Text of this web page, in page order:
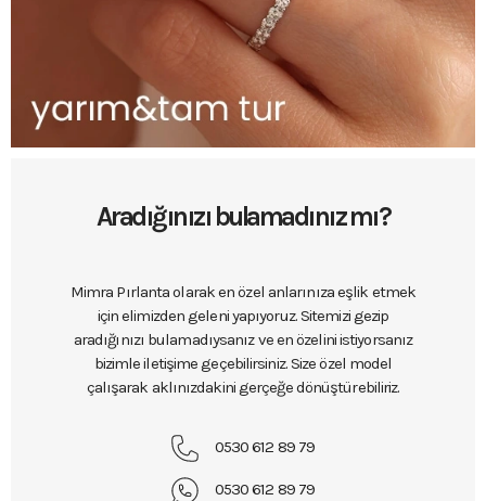
Aradığınızı bulamadınız mı?
Mimra Pırlanta olarak en özel anlarınıza eşlik etmek
için elimizden geleni yapıyoruz. Sitemizi gezip
aradığınızı bulamadıysanız ve en özelini istiyorsanız
bizimle iletişime geçebilirsiniz. Size özel model
çalışarak aklınızdakini gerçeğe dönüştürebiliriz.
0530 612 89 79
0530 612 89 79